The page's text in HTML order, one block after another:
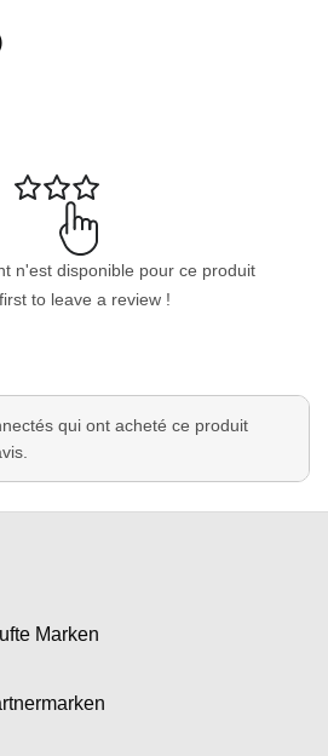
n'est disponible pour ce produit
to leave a review !
qui ont acheté ce produit
Marken